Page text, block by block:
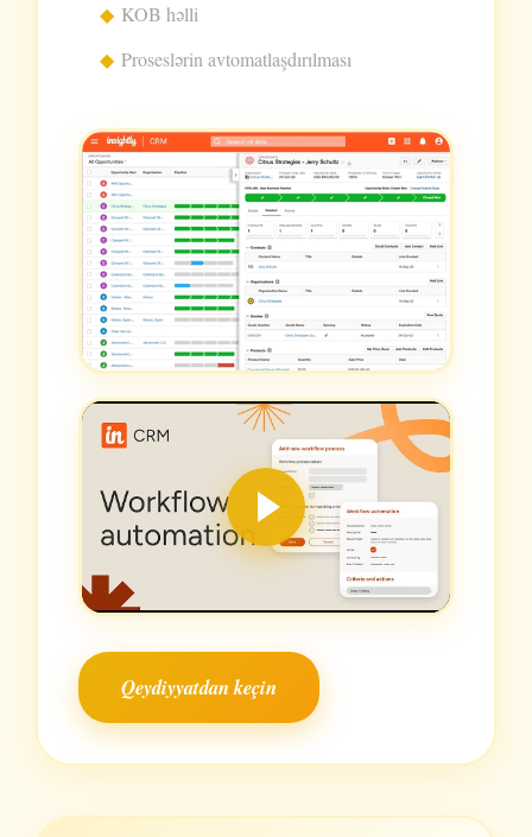
KOB həlli
Proseslərin avtomatlaşdırılması
Qeydiyyatdan keçin